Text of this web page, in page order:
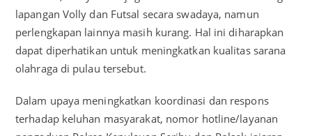
lapangan Volly dan Futsal secara swadaya, namun
perlengkapan lainnya masih kurang. Hal ini diharapkan
dapat diperhatikan untuk meningkatkan kualitas sarana
olahraga di pulau tersebut.
Dalam upaya meningkatkan koordinasi dan respons
terhadap keluhan masyarakat, nomor hotline/layanan